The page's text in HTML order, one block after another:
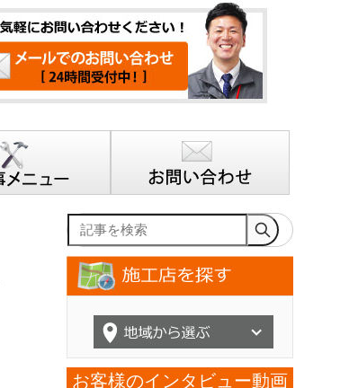
記事を検索
お客様のインタビュー動画